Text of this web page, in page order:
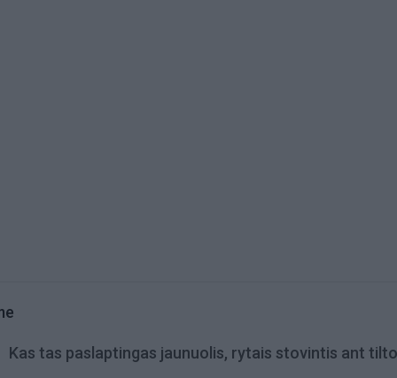
Kas tas paslaptingas jaunuolis, rytais stovintis ant